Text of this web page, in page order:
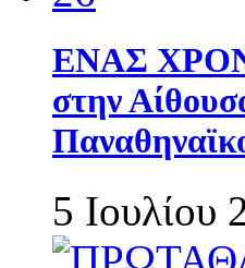
ΕΝΑΣ
στην
5 Ιουλίου